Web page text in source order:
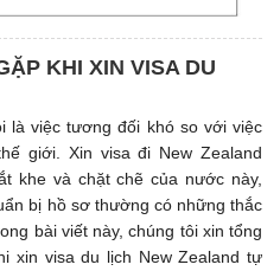
KHI XIN VISA DU
là việc tương đối khó so với việc
giới. Xin visa đi New Zealand
khe và chặt chẽ của nước này,
bị hồ sơ thường có những thắc
bài viết này, chúng tôi xin tổng
xin visa du lịch New Zealand tự